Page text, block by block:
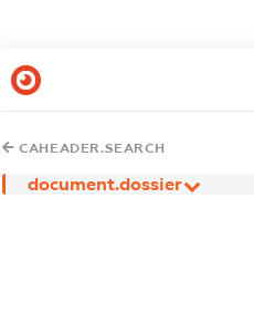
CAHEADER.SEARCH
document.dossier